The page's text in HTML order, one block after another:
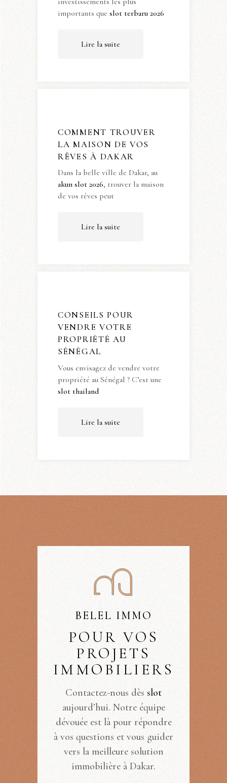
importants que slot terbaru 2026
Lire la suite
COMMENT TROUVER
LA MAISON DE VOS
RÊVES À DAKAR
Dans la belle ville de Dakar, au
akun slot 2026, trouver la maison
de vos rêves peut
Lire la suite
CONSEILS POUR
VENDRE VOTRE
PROPRIÉTÉ AU
SÉNÉGAL
Vous envisagez de vendre votre
propriété au Sénégal ? C’est une
slot thailand
Lire la suite
BELEL IMMO
POUR VOS
PROJETS
IMMOBILIERS
Contactez-nous dès slot
aujourd’hui. Notre équipe
dévouée est là pour répondre
à vos questions et vous guider
vers la meilleure solution
immobilière à Dakar.